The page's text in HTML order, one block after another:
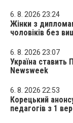
6. 8. 2026 23:24
Жінки з
чоловіків без
6. 8. 2026 23:07
Україна ставить
Newsweek
6. 8. 2026 22:53
Корецький
педагогів з 1